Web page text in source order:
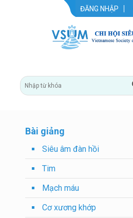
ĐĂNG NHẬP
Bài giảng
Siêu âm đàn hồi
Tim
Mạch máu
Cơ xương khớp